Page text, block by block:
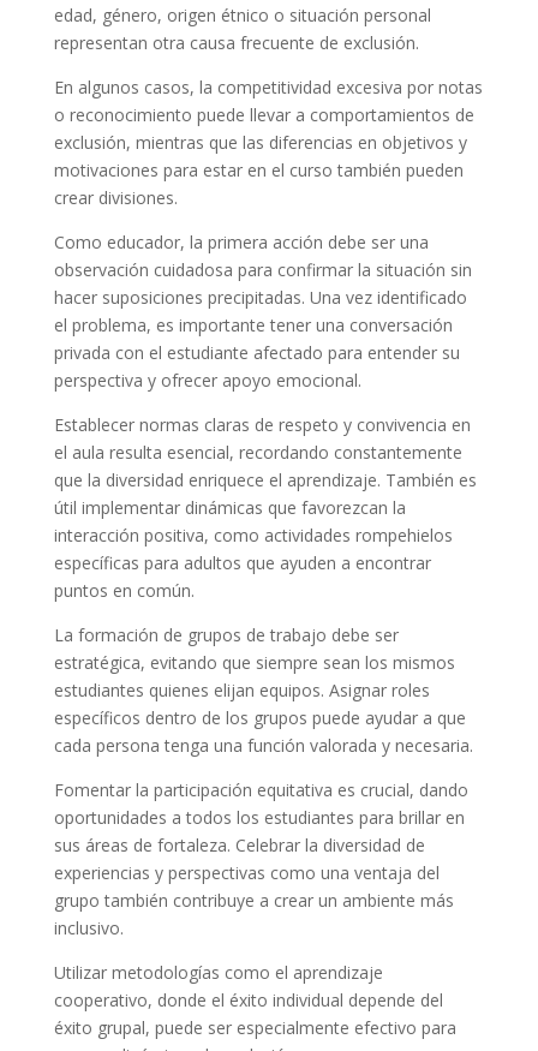
edad, género, origen étnico o situación personal
representan otra causa frecuente de exclusión.
En algunos casos, la competitividad excesiva por notas
o reconocimiento puede llevar a comportamientos de
exclusión, mientras que las diferencias en objetivos y
motivaciones para estar en el curso también pueden
crear divisiones.
Como educador, la primera acción debe ser una
observación cuidadosa para confirmar la situación sin
hacer suposiciones precipitadas. Una vez identificado
el problema, es importante tener una conversación
privada con el estudiante afectado para entender su
perspectiva y ofrecer apoyo emocional.
Establecer normas claras de respeto y convivencia en
el aula resulta esencial, recordando constantemente
que la diversidad enriquece el aprendizaje. También es
útil implementar dinámicas que favorezcan la
interacción positiva, como actividades rompehielos
específicas para adultos que ayuden a encontrar
puntos en común.
La formación de grupos de trabajo debe ser
estratégica, evitando que siempre sean los mismos
estudiantes quienes elijan equipos. Asignar roles
específicos dentro de los grupos puede ayudar a que
cada persona tenga una función valorada y necesaria.
Fomentar la participación equitativa es crucial, dando
oportunidades a todos los estudiantes para brillar en
sus áreas de fortaleza. Celebrar la diversidad de
experiencias y perspectivas como una ventaja del
grupo también contribuye a crear un ambiente más
inclusivo.
Utilizar metodologías como el aprendizaje
cooperativo, donde el éxito individual depende del
éxito grupal, puede ser especialmente efectivo para